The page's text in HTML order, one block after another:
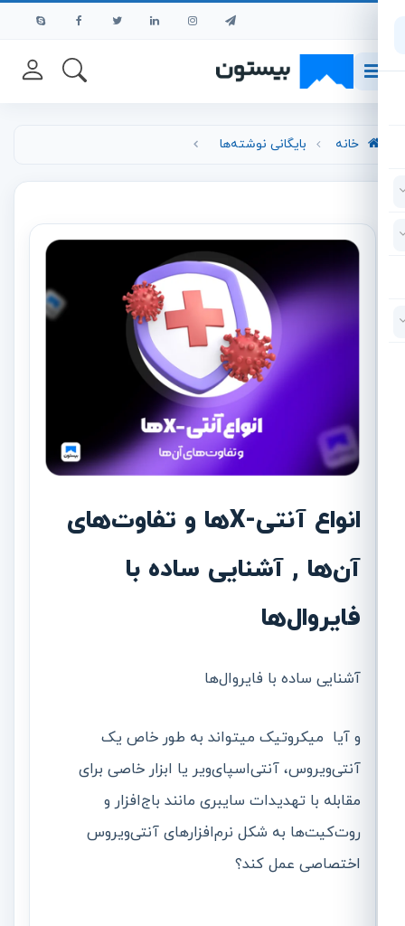
خانه بایگانی نوشته‌ها
انواع آنتی-X‌ها و تفاوت‌های
آن‌ها , آشنایی ساده با
فایروال‌ها
آشنایی ساده با فایروال‌ها
و آیا میکروتیک میتواند به طور خاص یک
آنتی‌ویروس، آنتی‌اسپای‌ویر یا ابزار خاصی برای
مقابله با تهدیدات سایبری مانند باج‌افزار و
روت‌کیت‌ها به شکل نرم‌افزارهای آنتی‌ویروس
اختصاصی عمل کند؟